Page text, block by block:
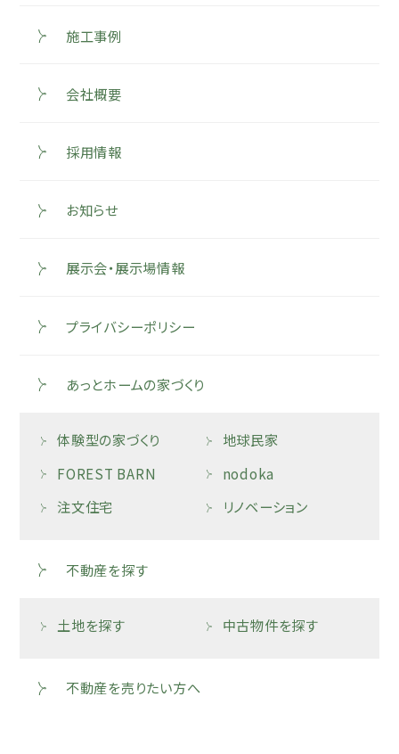
施工事例
会社概要
採用情報
お知らせ
展示会・展示場情報
プライバシーポリシー
あっとホームの家づくり
体験型の家づくり
地球民家
FOREST BARN
nodoka
注文住宅
リノベーション
不動産を探す
土地を探す 中古物件を探す
不動産を売りたい方へ